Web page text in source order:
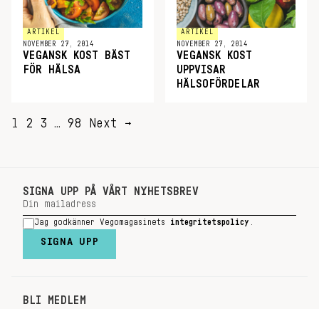
ARTIKEL
NOVEMBER 27, 2014
VEGANSK KOST BÄST
FÖR HÄLSA
ARTIKEL
NOVEMBER 27, 2014
VEGANSK KOST
UPPVISAR
HÄLSOFÖRDELAR
SIDNUMRERING
1 2 3 … 98 Next →
SIGNA UPP PÅ VÅRT NYHETSBREV
Jag godkänner Vegomagasinets integritetspolicy
SIGNA UPP
BLI MEDLEM